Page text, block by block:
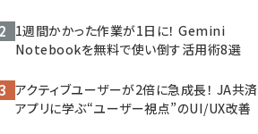
1週間かかった作業が1日に！ Gemini
Notebookを無料で使い倒す活用術8選
アクティブユーザーが2倍に急成長！ JA共済
アプリに学ぶ“ユーザー視点”のUI/UX改善